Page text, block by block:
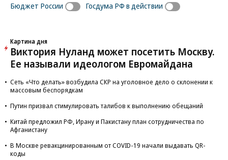
Бюджет России
Госдума РФ в действии
Картина дня
Виктория Нуланд может посетить Москву.
Ее называли идеологом Евромайдана
Сеть «Что делать» возбудила СКР на уголовное дело о склонении к
массовым беспорядкам
Путин призвал стимулировать талибов к выполнению обещаний
Китай предложил РФ, Ирану и Пакистану план сотрудничества по
Афганистану
В Москве ревакцинированным от COVID-19 начали выдавать QR-
коды